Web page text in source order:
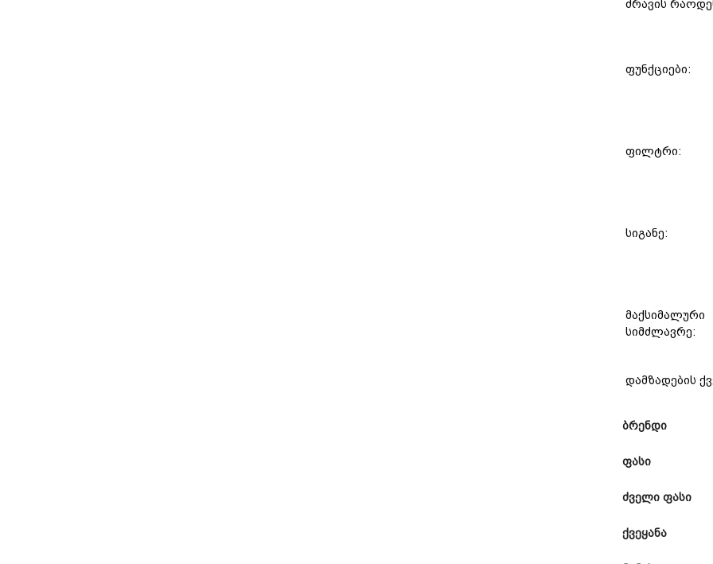
ძრავის
ფუნქციები:
ფილტრი:
სიგანე:
მაქსიმალური
სიმძლავრე:
დამზადების
ბრენდი
ფასი
ძველი ფასი
ქვეყანა